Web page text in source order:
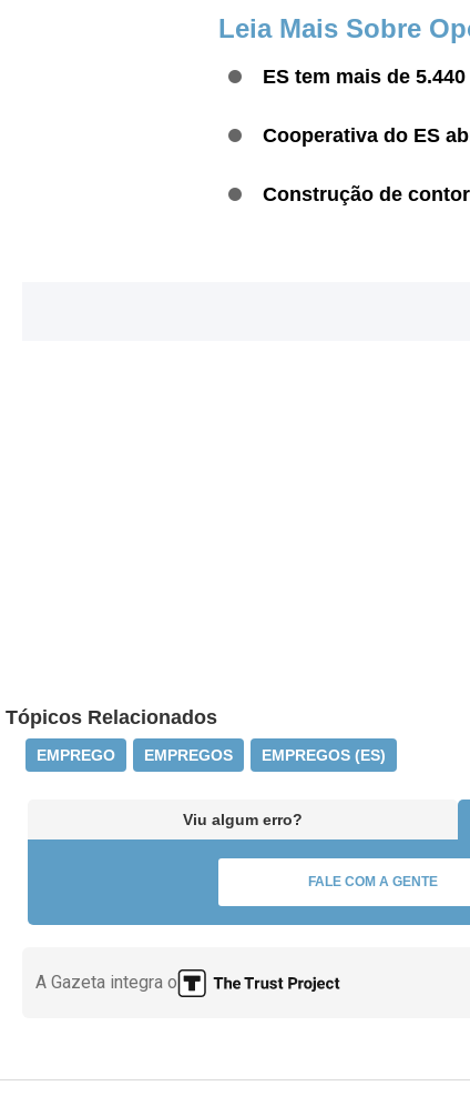
Leia Mais Sobre
ES tem mais de
Cooperativa do ES
Construção de
Tópicos Relacionados
EMPREGO EMPREGOS EMPREGOS (ES)
Viu algum erro?
FALE COM A GENTE
A Gazeta integra o